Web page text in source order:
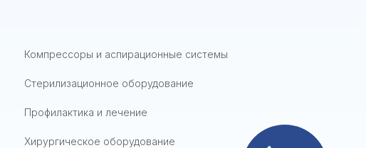
Компрессоры и аспирационные системы
Стерилизационное оборудование
Профилактика и лечение
Хирургическое оборудование